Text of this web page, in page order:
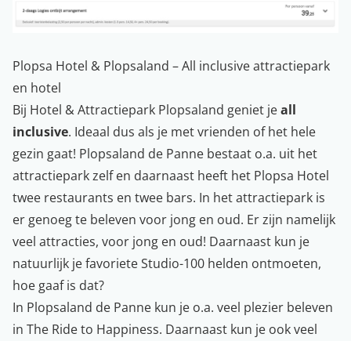
Plopsa Hotel & Plopsaland – All inclusive attractiepark
en hotel
Bij Hotel & Attractiepark Plopsaland geniet jeall
inclusive. Ideaal dus als je met vrienden of het hele
gezin gaat! Plopsaland de Panne bestaat o.a. uit het
attractiepark zelf en daarnaast heeft het Plopsa Hotel
twee restaurants en twee bars. In het attractiepark is
er genoeg te beleven voor jong en oud. Er zijn namelijk
veel attracties, voor jong en oud! Daarnaast kun je
natuurlijk je favoriete Studio-100 helden ontmoeten,
hoe gaaf is dat?
In Plopsaland de Panne kun je o.a. veel plezier beleven
in The Ride to Happiness. Daarnaast kun je ook veel